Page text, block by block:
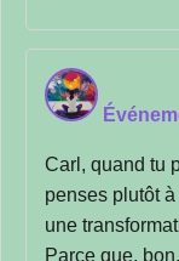
Carl, quand tu
penses plutôt
une
Parce que,